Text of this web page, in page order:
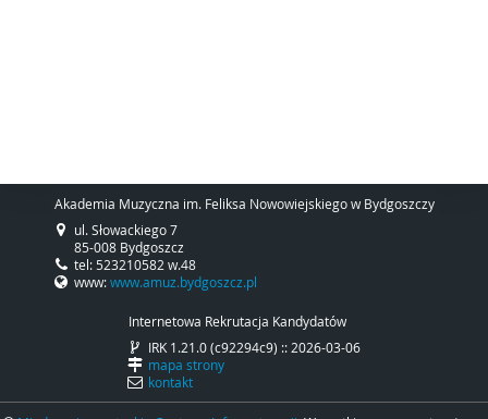
Akademia Muzyczna im. Feliksa Nowowiejskiego w Bydgoszczy
ul. Słowackiego 7
85-008 Bydgoszcz
tel: 523210582 w.48
www:www.amuz.bydgoszcz.pl
Internetowa Rekrutacja Kandydatów
IRK 1.21.0 (c92294c9) :: 2026-03-06
mapa strony
kontakt